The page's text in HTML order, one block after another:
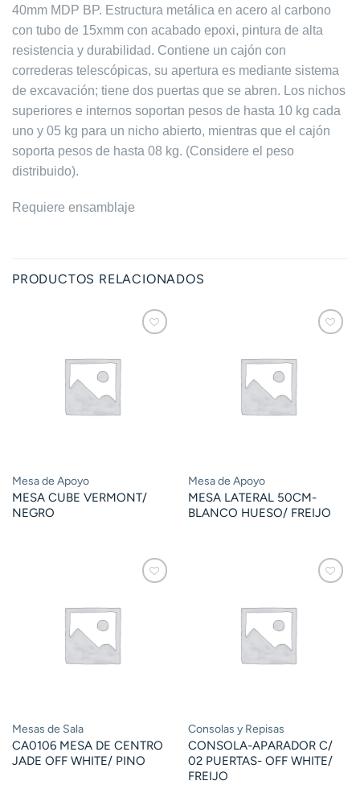
40mm MDP BP. Estructura metálica en acero al carbono
con tubo de 15xmm con acabado epoxi, pintura de alta
resistencia y durabilidad. Contiene un cajón con
correderas telescópicas, su apertura es mediante sistema
de excavación; tiene dos puertas que se abren. Los nichos
superiores e internos soportan pesos de hasta 10 kg cada
uno y 05 kg para un nicho abierto, mientras que el cajón
soporta pesos de hasta 08 kg. (Considere el peso
distribuido).
Requiere ensamblaje
PRODUCTOS RELACIONADOS
Mesa de Apoyo
MESA CUBE VERMONT/
NEGRO
Mesa de Apoyo
MESA LATERAL 50CM-
BLANCO HUESO/ FREIJO
Mesas de Sala
CA0106 MESA DE CENTRO
JADE OFF WHITE/ PINO
Consolas y Repisas
CONSOLA-APARADOR C/
02 PUERTAS- OFF WHITE/
FREIJO